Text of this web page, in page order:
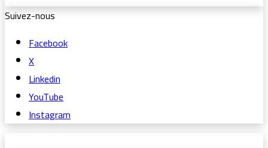
Suivez-nous
Facebook
X
Linkedin
YouTube
Instagram